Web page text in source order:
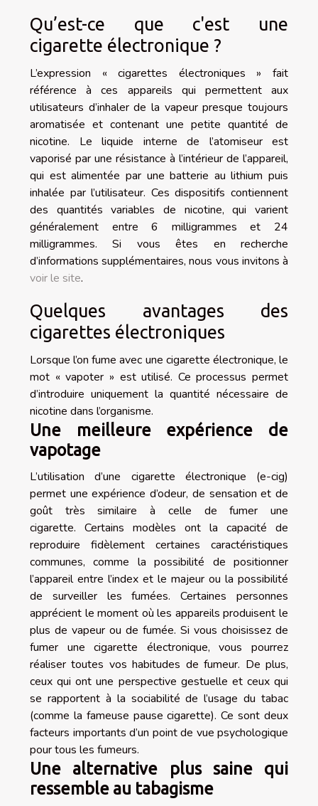
Qu’est-ce que c'est une
cigarette électronique ?
L’expression « cigarettes électroniques » fait
référence à ces appareils qui permettent aux
utilisateurs d’inhaler de la vapeur presque toujours
aromatisée et contenant une petite quantité de
nicotine. Le liquide interne de l’atomiseur est
vaporisé par une résistance à l’intérieur de l’appareil,
qui est alimentée par une batterie au lithium puis
inhalée par l’utilisateur. Ces dispositifs contiennent
des quantités variables de nicotine, qui varient
généralement entre 6 milligrammes et 24
milligrammes. Si vous êtes en recherche
d’informations supplémentaires, nous vous invitons à
voir le site.
Quelques avantages des
cigarettes électroniques
Lorsque l’on fume avec une cigarette électronique, le
mot « vapoter » est utilisé. Ce processus permet
d’introduire uniquement la quantité nécessaire de
nicotine dans l’organisme.
Une meilleure expérience de
vapotage
L’utilisation d’une cigarette électronique (e-cig)
permet une expérience d’odeur, de sensation et de
goût très similaire à celle de fumer une
cigarette. Certains modèles ont la capacité de
reproduire fidèlement certaines caractéristiques
communes, comme la possibilité de positionner
l’appareil entre l’index et le majeur ou la possibilité
de surveiller les fumées. Certaines personnes
apprécient le moment où les appareils produisent le
plus de vapeur ou de fumée. Si vous choisissez de
fumer une cigarette électronique, vous pourrez
réaliser toutes vos habitudes de fumeur. De plus,
ceux qui ont une perspective gestuelle et ceux qui
se rapportent à la sociabilité de l’usage du tabac
(comme la fameuse pause cigarette). Ce sont deux
facteurs importants d’un point de vue psychologique
pour tous les fumeurs.
Une alternative plus saine qui
ressemble au tabagisme